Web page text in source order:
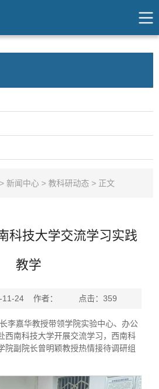
> 新闻中心 > 教科研动态 > 正文
科技大学交流学习实践
教学
11-24 作者： 点击： 359
李嘉华教授带领学院实验中心、办公
西南科技大学开展交流学习，西南科
院副院长曾明颖教授热情接待调研组